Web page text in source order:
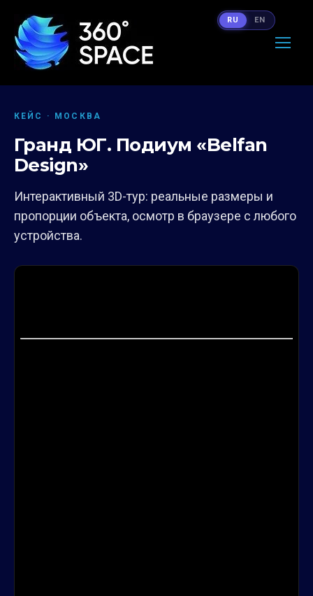
КЕЙС · МОСКВА
Гранд ЮГ. Подиум «Belfan
Design»
Интерактивный 3D-тур: реальные размеры и
пропорции объекта, осмотр в браузере с любого
устройства.
RU EN